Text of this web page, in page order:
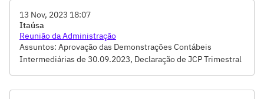
13 Nov, 2023 18:07
Itaúsa
Reunião da Administração
Assuntos: Aprovação das Demonstrações Contábeis
Intermediárias de 30.09.2023, Declaração de JCP Trimestral